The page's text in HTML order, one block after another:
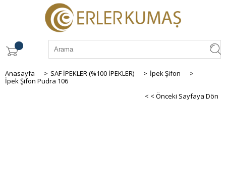
Anasayfa > SAF İPEKLER (%100 İPEKLER) > İpek Şifon
>
İpek Şifon Pudra 106
< < Önceki Sayfaya Dön